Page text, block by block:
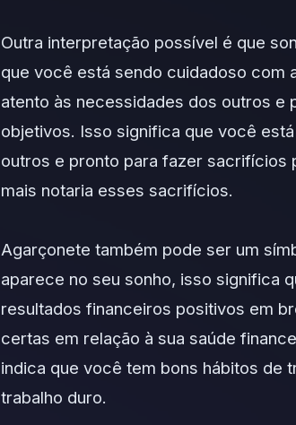
Outra interpretação possível é que
que você está sendo cuidadoso com
atento às necessidades dos outros e
objetivos. Isso significa que você
outros e pronto para fazer sacrifícios
mais notaria esses sacrifícios.
Agarçonete também pode ser um
aparece no seu sonho, isso significa
resultados financeiros positivos em
certas em relação à sua saúde
indica que você tem bons hábitos de
trabalho duro.